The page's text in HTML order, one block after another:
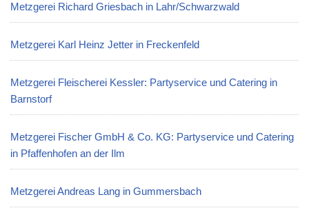
Metzgerei Richard Griesbach in Lahr/Schwarzwald
Metzgerei Karl Heinz Jetter in Freckenfeld
Metzgerei Fleischerei Kessler: Partyservice und Catering in
Barnstorf
Metzgerei Fischer GmbH & Co. KG: Partyservice und Catering
in Pfaffenhofen an der Ilm
Metzgerei Andreas Lang in Gummersbach